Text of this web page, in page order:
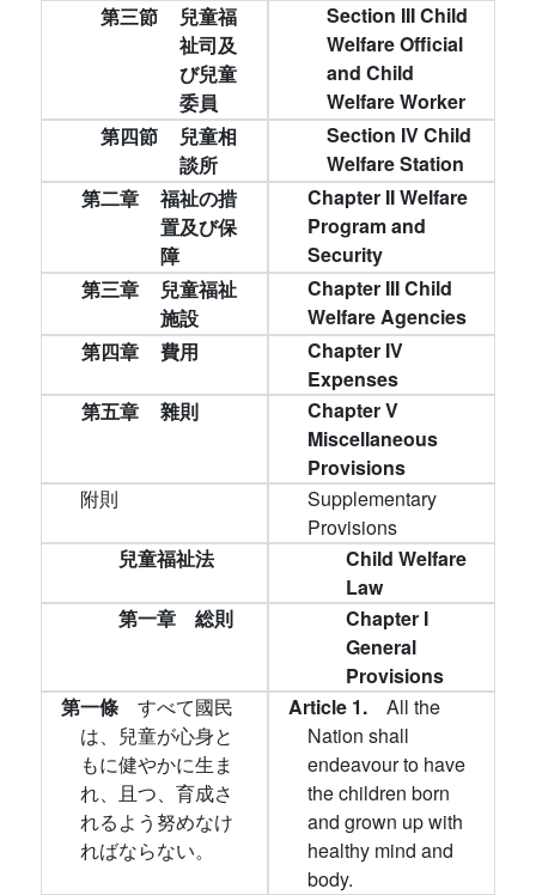
第三節
兒童福
祉司及
び兒童
委員
Section III Child
Welfare Official
and Child
Welfare Worker
第四節
兒童相
談所
Section IV Child
Welfare Station
第二章
福祉の措
置及び保
障
Chapter II Welfare
Program and
Security
第三章
兒童福祉
施設
Chapter III Child
Welfare Agencies
第四章
費用
Chapter IV
Expenses
第五章
雜則
Chapter V
Miscellaneous
Provisions
附則
Supplementary
Provisions
兒童福祉法
Child Welfare
Law
第一章 総則
Chapter I
General
Provisions
第一條 すべて國民
は、兒童が心身と
もに健やかに生ま
れ、且つ、育成さ
れるよう努めなけ
ればならない。
Article 1. All the
Nation shall
endeavour to have
the children born
and grown up with
healthy mind and
body.